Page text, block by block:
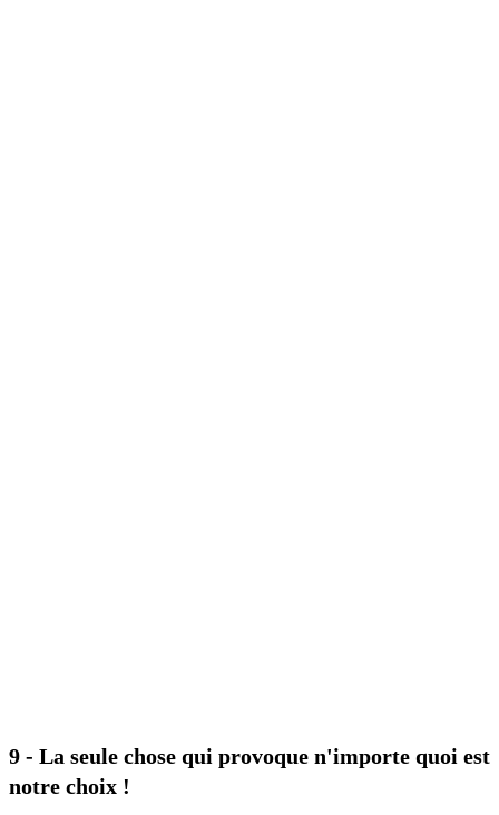
9 - La seule chose qui provoque n'importe quoi est
notre choix !